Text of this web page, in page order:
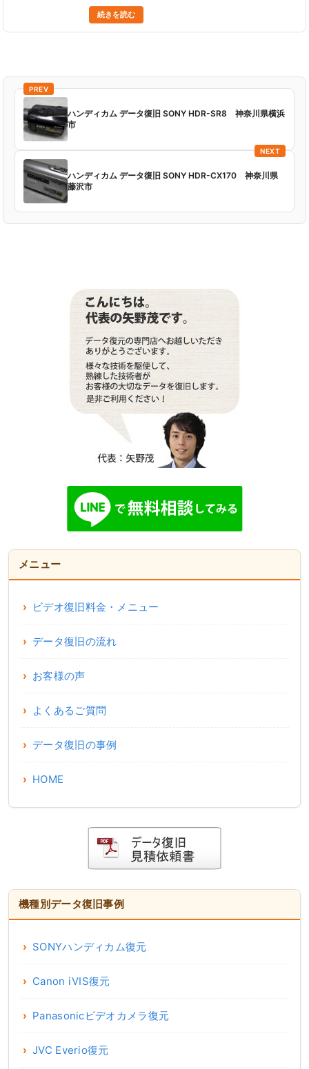
ただきました。ビデオカメラをテレビにUSB接続し、テ
レビ画面に表示された指示に従ってフォーマットを実行
したところ、内......
続きを読む
PREV
ハンディカム データ復旧 SONY HDR-SR8 神奈川県横浜
市
NEXT
ハンディカム データ復旧 SONY HDR-CX170 神奈川県
藤沢市
メニュー
ビデオ復旧料金・メニュー
データ復旧の流れ
お客様の声
よくあるご質問
データ復旧の事例
HOME
機種別データ復旧事例
SONYハンディカム復元
Canon iVIS復元
Panasonicビデオカメラ復元
JVC Everio復元